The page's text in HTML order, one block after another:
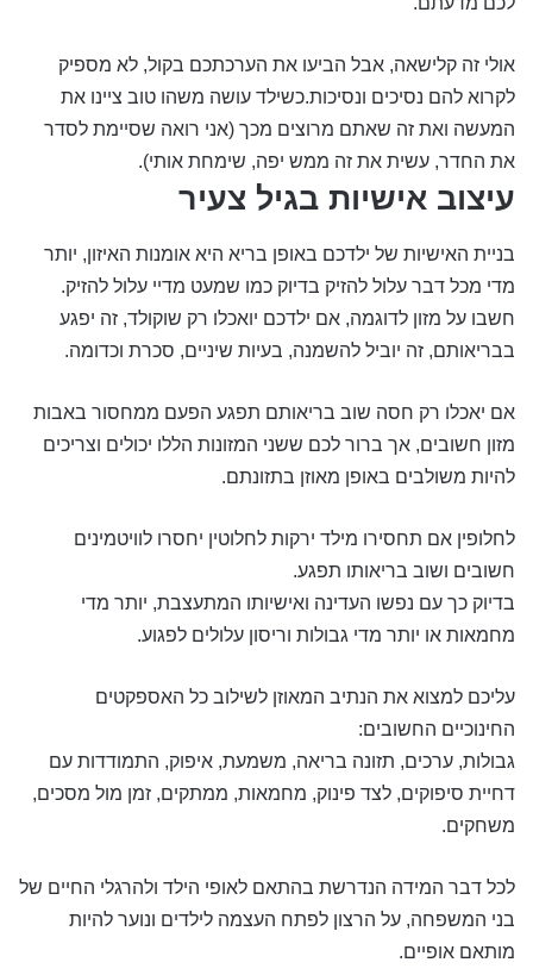
אולי זה קלישאה, אבל הביעו את הערכתכם בקול, לא מספיק
לקרוא להם נסיכים ונסיכות.כשילד עושה משהו טוב ציינו את
המעשה ואת זה שאתם מרוצים מכך (אני רואה שסיימת לסדר
את החדר, עשית את זה ממש יפה, שימחת אותי).
עיצוב אישיות בגיל צעיר
בניית האישיות של ילדכם באופן בריא היא אומנות האיזון, יותר
מדי מכל דבר עלול להזיק בדיוק כמו שמעט מדיי עלול להזיק.
חשבו על מזון לדוגמה, אם ילדכם יואכלו רק שוקולד, זה יפגע
בבריאותם, זה יוביל להשמנה, בעיות שיניים, סכרת וכדומה.
אם יאכלו רק חסה שוב בריאותם תפגע הפעם ממחסור באבות
מזון חשובים, אך ברור לכם ששני המזונות הללו יכולים וצריכים
להיות משולבים באופן מאוזן בתזונתם.
לחלופין אם תחסירו מילד ירקות לחלוטין יחסרו לוויטמינים
חשובים ושוב בריאותו תפגע.
בדיוק כך עם נפשו העדינה ואישיותו המתעצבת, יותר מדי
מחמאות או יותר מדי גבולות וריסון עלולים לפגוע.
עליכם למצוא את הנתיב המאוזן לשילוב כל האספקטים
החינוכיים החשובים:
גבולות, ערכים, תזונה בריאה, משמעת, איפוק, התמודדות עם
דחיית סיפוקים, לצד פינוק, מחמאות, ממתקים, זמן מול מסכים,
משחקים.
לכל דבר המידה הנדרשת בהתאם לאופי הילד ולהרגלי החיים של
בני המשפחה, על הרצון לפתח העצמה לילדים ונוער להיות
מותאם אופיים.